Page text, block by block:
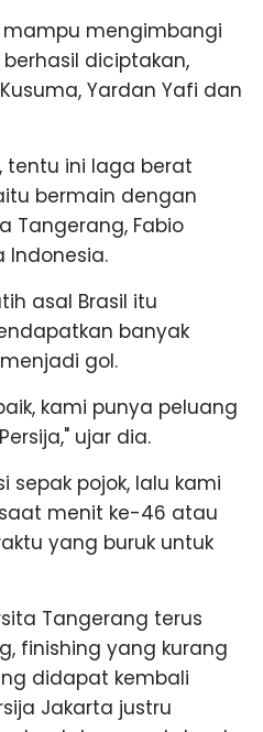
mengimbangi
diciptakan,
Yardan Yafi dan
tentu ini laga berat
bermain dengan
Tangerang, Fabio
Indonesia.
asal Brasil itu
banyak
gol.
kami punya peluang
ujar dia.
sepak pojok, lalu kami
menit ke-46 atau
yang buruk untuk
Tangerang terus
finishing yang kurang
didapat kembali
Jakarta justru